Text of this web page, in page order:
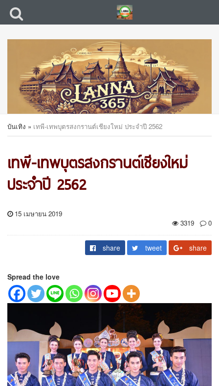
บันเทิง » เทพี-เทพบุตรสงกรานต์เชียงใหม่ ประจำปี 2562
เทพี-เทพบุตรสงกรานต์เชียงใหม่
ประจำปี 2562
15 เมษายน 2019
3319
0
share tweet share
Spread the love